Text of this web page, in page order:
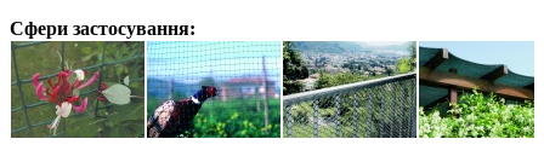
Сфери застосування: